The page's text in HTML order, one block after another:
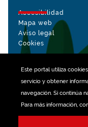
Este portal utiliza cookies
servicio y obtener
navegación. Si continúa
Para más información,
Accesibilidad
Mapa web
Aviso legal
Cookies